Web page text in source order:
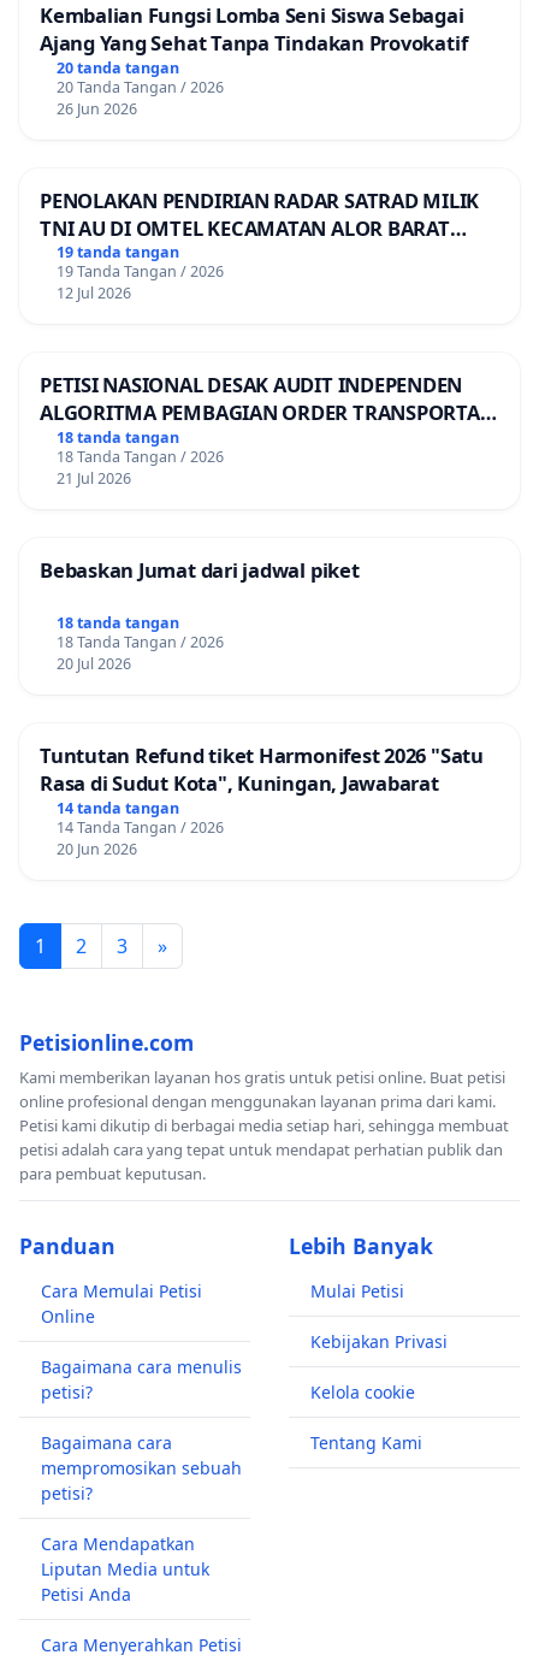
Kembalian Fungsi Lomba Seni Siswa Sebagai
Ajang Yang Sehat Tanpa Tindakan Provokatif
20 tanda tangan
20 Tanda Tangan / 2026
26 Jun 2026
PENOLAKAN PENDIRIAN RADAR SATRAD MILIK
TNI AU DI OMTEL KECAMATAN ALOR BARAT
LAUT, KABUPATEN ALOR
19 tanda tangan
19 Tanda Tangan / 2026
12 Jul 2026
PETISI NASIONAL DESAK AUDIT INDEPENDEN
ALGORITMA PEMBAGIAN ORDER TRANSPORTASI
ONLINE
18 tanda tangan
18 Tanda Tangan / 2026
21 Jul 2026
Bebaskan Jumat dari jadwal piket
18 tanda tangan
18 Tanda Tangan / 2026
20 Jul 2026
Tuntutan Refund tiket Harmonifest 2026 "Satu
Rasa di Sudut Kota", Kuningan, Jawabarat
14 tanda tangan
14 Tanda Tangan / 2026
20 Jun 2026
1 2 3 »
Petisionline.com
Kami memberikan layanan hos gratis untuk petisi online. Buat petisi
online profesional dengan menggunakan layanan prima dari kami.
Petisi kami dikutip di berbagai media setiap hari, sehingga membuat
petisi adalah cara yang tepat untuk mendapat perhatian publik dan
para pembuat keputusan.
Panduan
Cara Memulai Petisi
Online
Bagaimana cara menulis
petisi?
Bagaimana cara
mempromosikan sebuah
petisi?
Cara Mendapatkan
Liputan Media untuk
Petisi Anda
Cara Menyerahkan Petisi
Lebih Banyak
Mulai Petisi
Kebijakan Privasi
Kelola cookie
Tentang Kami